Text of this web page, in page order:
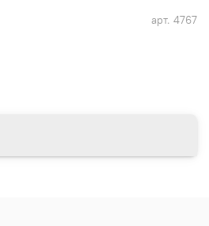
арт. 4767